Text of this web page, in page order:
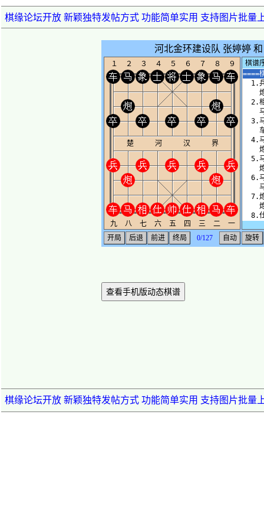
棋缘论坛开放 新颖独特发帖方式 功能简单实用 支持图片批量
查看手机版动态棋谱
棋缘论坛开放 新颖独特发帖方式 功能简单实用 支持图片批量